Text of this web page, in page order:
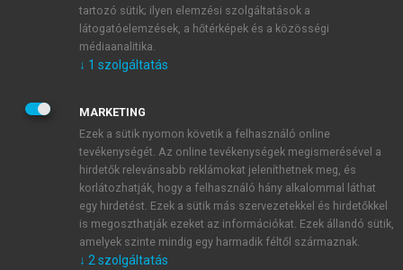
JELSZÓ
JELSZÓ ÚJRA
Kérek értesítést a MeRSZ újdonságairól, akcióiról.
Kérek értesítést az Akadémiai Kiadó Zrt. újdonságairól,
tartozó sütik; ilyen elemzési szolgáltatások a
látogatóelemzések, a hőtérképek és a közösségi
médiaanalitika.
↓ 1 szolgáltatás
MARKETING
Ezek a sütik nyomon követik a felhasználó online
tevékenységét. Az online tevékenységek megismerésével a
hirdetők relevánsabb reklámokat jeleníthetnek meg, és
korlátozhatják, hogy a felhasználó hány alkalommal láthat
egy hirdetést. Ezek a sütik más szervezetekkel és hirdetőkkel
is megoszthatják ezeket az információkat. Ezek állandó sütik,
amelyek szinte mindig egy harmadik féltől származnak.
↓ 2 szolgáltatás